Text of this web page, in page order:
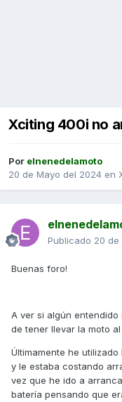
Xciting 400i no
Por elnenedelamoto
20 de Mayo del 2024 en
Publicado 20 de
Buenas foro!
A ver si algún
de tener llevar la moto al
Últimamente he
y le estaba costando
vez que he ido a
batería pensando que